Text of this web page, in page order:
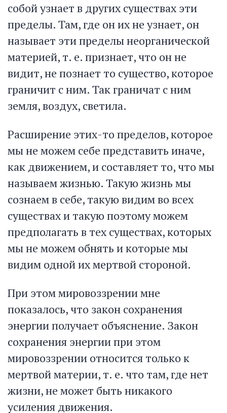
собой узнает в других существах эти
пределы. Там, где он их не узнает, он
называет эти пределы неорганической
материей, т. е. признает, что он не
видит, не познает то существо, которое
граничит с ним. Так граничат с ним
земля, воздух, светила.
Расширение этих-то пределов, которое
мы не можем себе представить иначе,
как движением, и составляет то, что мы
называем жизнью. Такую жизнь мы
сознаем в себе, такую видим во всех
существах и такую поэтому можем
предполагать в тех существах, которых
мы не можем обнять и которые мы
видим одной их мертвой стороной.
При этом мировоззрении мне
показалось, что закон сохранения
энергии получает объяснение. Закон
сохранения энергии при этом
мировоззрении относится только к
мертвой материи, т. е. что там, где нет
жизни, не может быть никакого
усиления движения.